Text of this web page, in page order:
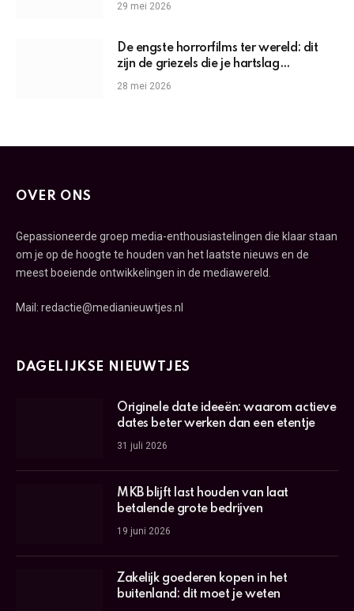
29 mei 2026
De engste horrorfilms ter wereld: dit
zijn de griezels die je hartslag
omhoogjagen
28 mei 2026
OVER ONS
Gepassioneerde groep media-enthousiastelingen die klaar staan
om je op de hoogte te houden van het laatste nieuws en de
meest boeiende ontwikkelingen in de mediawereld.
Mail: redactie@medianieuwtjes.nl
DAGELIJKSE NIEUWTJES
Originele date ideeën: waarom actieve
dates beter werken dan een etentje
31 juli 2026
MKB blijft last houden van laat
betalende grote bedrijven
19 juni 2026
Zakelijk goederen kopen in het
buitenland: dit moet je weten